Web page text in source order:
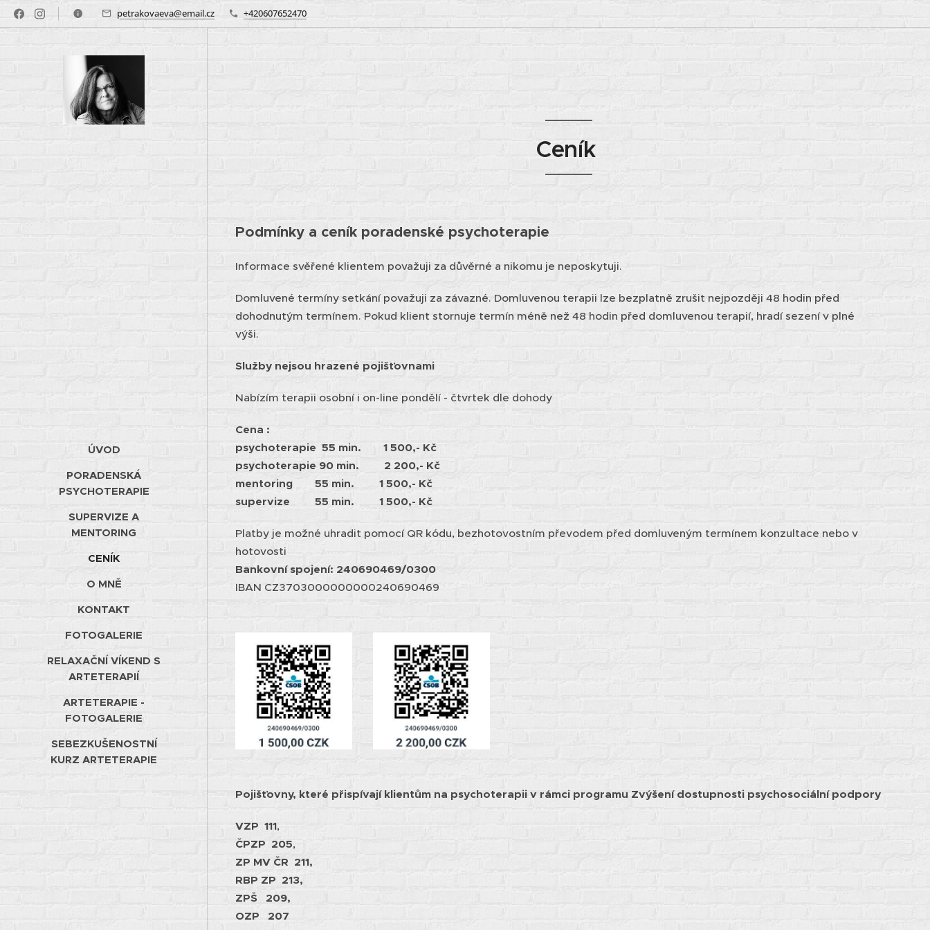
petrakovaeva@email.cz +420607652470
ÚVOD
PORADENSKÁ
PSYCHOTERAPIE
SUPERVIZE A
MENTORING
CENÍK
O MNĚ
KONTAKT
FOTOGALERIE
RELAXAČNÍ VÍKEND S
ARTETERAPIÍ
ARTETERAPIE -
FOTOGALERIE
SEBEZKUŠENOSTNÍ
KURZ ARTETERAPIE
Ceník
Podmínky a ceník poradenské psychoterapie
Informace svěřené klientem považuji za důvěrné a nikomu je neposkytuji.
Domluvené termíny setkání považuji za závazné. Domluvenou terapii lze bezplatně zrušit nejpozději 48 hodin před
dohodnutým termínem. Pokud klient stornuje termín méně než 48 hodin před domluvenou terapií, hradí sezení v plné
výši.
Služby nejsou hrazené pojišťovnami
Nabízím terapii osobní i on-line pondělí - čtvrtek dle dohody
Cena :
psychoterapie 55 min. 1 500,- Kč
psychoterapie 90 min. 2 200,- Kč
mentoring 55 min. 1 500,- Kč
supervize 55 min. 1 500,- Kč
Platby je možné uhradit pomocí QR kódu, bezhotovostním převodem před domluveným termínem konzultace nebo v
hotovosti
Bankovní spojení: 240690469/0300
IBAN CZ3703000000000240690469
Pojišťovny, které přispívají klientům na psychoterapii v rámci programu Zvýšení dostupnosti psychosociální podpory
VZP 111,
ČPZP 205,
ZP MV ČR 211,
RBP ZP 213,
ZPŠ 209,
OZP 207